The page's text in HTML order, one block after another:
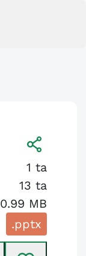
1 ta
13 ta
MB
.pptx